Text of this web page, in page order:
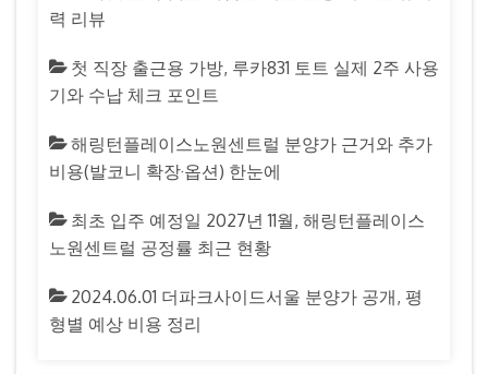
력 리뷰
첫 직장 출근용 가방, 루카831 토트 실제 2주 사용
기와 수납 체크 포인트
해링턴플레이스노원센트럴 분양가 근거와 추가
비용(발코니 확장·옵션) 한눈에
최초 입주 예정일 2027년 11월, 해링턴플레이스
노원센트럴 공정률 최근 현황
2024.06.01 더파크사이드서울 분양가 공개, 평
형별 예상 비용 정리